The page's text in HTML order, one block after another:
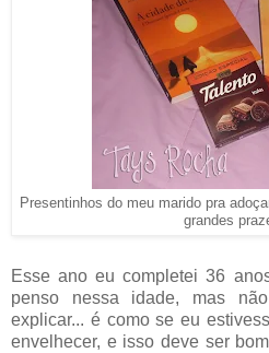
Presentinhos do meu marido pra
grandes
Esse ano eu completei 36
penso nessa idade, mas
explicar... é como se eu
envelhecer, e isso deve ser